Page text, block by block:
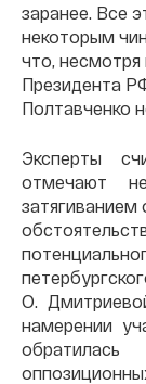
заранее. Все
некоторым
что,
Президента
Полтавченко
Эксперты
отмечают
затягиванием
О.
намерении